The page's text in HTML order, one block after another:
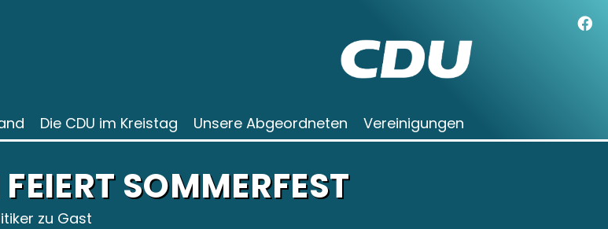
Die CDU im Kreistag Unsere Abgeordneten
Vereinigungen
SOMMERFEST
zu Gast